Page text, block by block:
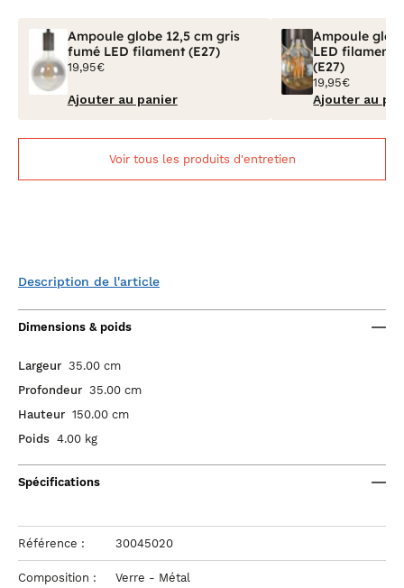
Ampoule globe 12,5 cm gris
fumé LED filament (E27)
19,95€
Ajouter au panier
Ampoule
LED filament
(E27)
19,95€
Ajouter au
Voir tous les produits d'entretien
Description de l'article
Dimensions & poids
Largeur 35.00 cm
Profondeur 35.00 cm
Hauteur 150.00 cm
Poids 4.00 kg
Spécifications
Référence : 30045020
Composition : Verre - Métal